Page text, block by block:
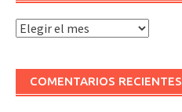
Archivo
artículos
COMENTARIOS RECIENTES